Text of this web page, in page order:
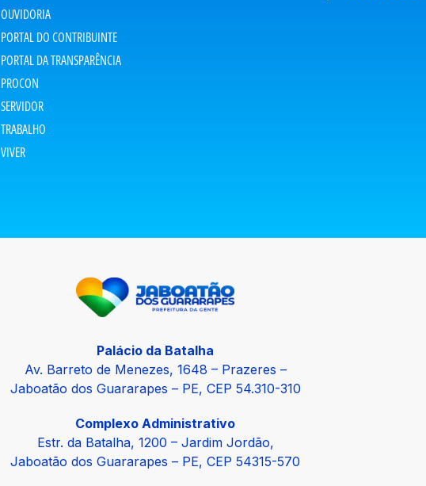
OUVIDORIA
PORTAL DO CONTRIBUINTE
PORTAL DA TRANSPARÊNCIA
PROCON
SERVIDOR
TRABALHO
VIVER
Palácio da Batalha
Av. Barreto de Menezes, 1648 – Prazeres –
Jaboatão dos Guararapes – PE, CEP 54.310-310
Complexo Administrativo
Estr. da Batalha, 1200 – Jardim Jordão,
Jaboatão dos Guararapes – PE, CEP 54315-570